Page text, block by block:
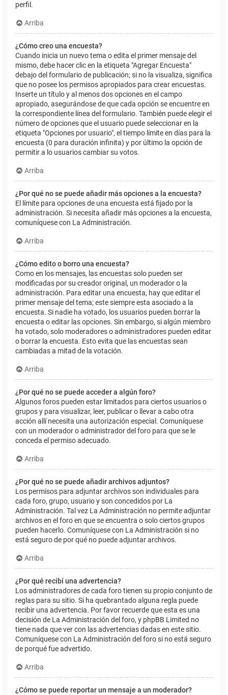
perfil.
Arriba
¿Cómo creo una encuesta?
Cuando inicia un nuevo tema o edita el primer mensaje del
mismo, debe hacer clic en la etiqueta "Agregar Encuesta"
debajo del formulario de publicación; si no la visualiza, significa
que no posee los permisos apropiados para crear encuestas.
Inserte un título y al menos dos opciones en el campo
apropiado, asegurándose de que cada opción se encuentre en
la correspondiente línea del formulario. También puede elegir el
número de opciones que el usuario puede seleccionar en la
etiqueta "Opciones por usuario", el tiempo límite en días para la
encuesta (0 para duración infinita) y por último la opción de
permitir a lo usuarios cambiar su votos.
Arriba
¿Por qué no se puede añadir más opciones a la encuesta?
El límite para opciones de una encuesta está fijado por la
administración. Si necesita añadir más opciones a la encuesta,
comuníquese con La Administración.
Arriba
¿Cómo edito o borro una encuesta?
Como en los mensajes, las encuestas solo pueden ser
modificadas por su creador original, un moderador o la
administración. Para editar una encuesta, hay que editar el
primer mensaje del tema; este siempre esta asociado a la
encuesta. Si nadie ha votado, los usuarios pueden borrar la
encuesta o editar las opciones. Sin embargo, si algún miembro
ha votado, solo moderadores o administradores pueden editar
o borrar la encuesta. Esto evita que las encuestas sean
cambiadas a mitad de la votación.
Arriba
¿Por qué no se puede acceder a algún foro?
Algunos foros pueden estar limitados para ciertos usuarios o
grupos y para visualizar, leer, publicar o llevar a cabo otra
acción allí necesita una autorización especial. Comuníquese
con un moderador o administrador del foro para que se le
conceda el permiso adecuado.
Arriba
¿Por qué no se puede añadir archivos adjuntos?
Los permisos para adjuntar archivos son individuales para
cada foro, grupo, usuario y son concedidos por La
Administración. Tal vez La Administración no permite adjuntar
archivos en el foro en que se encuentra o solo ciertos grupos
pueden hacerlo. Comuníquese con La Administración si no
está seguro de por qué no puede adjuntar archivos.
Arriba
¿Por qué recibí una advertencia?
Los administradores de cada foro tienen su propio conjunto de
reglas para su sitio. Si ha quebrantado alguna regla puede
recibir una advertencia. Por favor recuerde que esta es una
decisión de La Administración del foro, y phpBB Limited no
tiene nada que ver con las advertencias dadas en este sitio.
Comuníquese con La Administración del foro si no está seguro
de porqué fue advertido.
Arriba
¿Cómo se puede reportar un mensaje a un moderador?